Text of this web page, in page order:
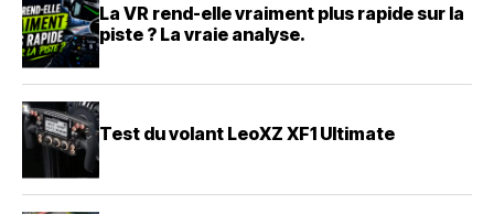
La VR rend-elle vraiment plus rapide sur la
piste ? La vraie analyse.
Test du volant LeoXZ XF1 Ultimate